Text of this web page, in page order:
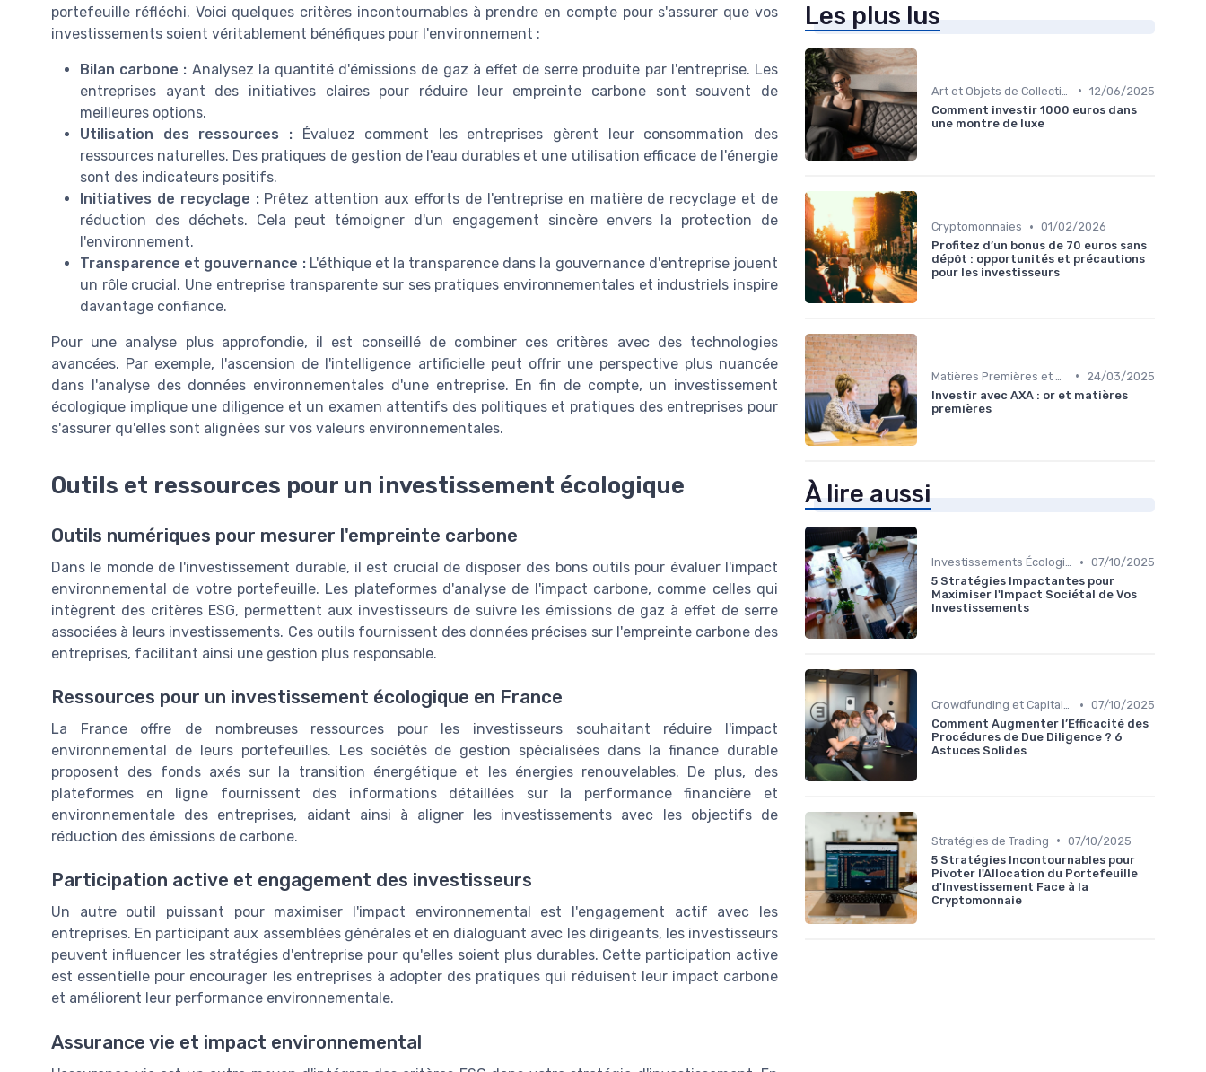
portefeuille réfléchi. Voici quelques critères incontournables à prendre en compte pour s'assurer que vos
investissements soient véritablement bénéfiques pour l'environnement :
Bilan carbone : Analysez la quantité d'émissions de gaz à effet de serre produite par l'entreprise. Les
entreprises ayant des initiatives claires pour réduire leur empreinte carbone sont souvent de
meilleures options.
Utilisation des ressources :Évaluez comment les entreprises gèrent leur consommation des
ressources naturelles. Des pratiques de gestion de l'eau durables et une utilisation efficace de l'énergie
sont des indicateurs positifs.
Initiatives de recyclage :Prêtez attention aux efforts de l'entreprise en matière de recyclage et de
réduction des déchets. Cela peut témoigner d'un engagement sincère envers la protection de
l'environnement.
Transparence et gouvernance :L'éthique et la transparence dans la gouvernance d'entreprise jouent
un rôle crucial. Une entreprise transparente sur ses pratiques environnementales et industriels inspire
davantage confiance.
Pour une analyse plus approfondie, il est conseillé de combiner ces critères avec des technologies
avancées. Par exemple, l'ascension de l'intelligence artificielle peut offrir une perspective plus nuancée
dans l'analyse des données environnementales d'une entreprise. En fin de compte, un investissement
écologique implique une diligence et un examen attentifs des politiques et pratiques des entreprises pour
s'assurer qu'elles sont alignées sur vos valeurs environnementales.
Outils et ressources pour un investissement écologique
Outils numériques pour mesurer l'empreinte carbone
Dans le monde de l'investissement durable, il est crucial de disposer des bons outils pour évaluer l'impact
environnemental de votre portefeuille. Les plateformes d'analyse de l'impact carbone, comme celles qui
intègrent des critères ESG, permettent aux investisseurs de suivre les émissions de gaz à effet de serre
associées à leurs investissements. Ces outils fournissent des données précises sur l'empreinte carbone des
entreprises, facilitant ainsi une gestion plus responsable.
Ressources pour un investissement écologique en France
La France offre de nombreuses ressources pour les investisseurs souhaitant réduire l'impact
environnemental de leurs portefeuilles. Les sociétés de gestion spécialisées dans la finance durable
proposent des fonds axés sur la transition énergétique et les énergies renouvelables. De plus, des
plateformes en ligne fournissent des informations détaillées sur la performance financière et
environnementale des entreprises, aidant ainsi à aligner les investissements avec les objectifs de
réduction des émissions de carbone.
Participation active et engagement des investisseurs
Un autre outil puissant pour maximiser l'impact environnemental est l'engagement actif avec les
entreprises. En participant aux assemblées générales et en dialoguant avec les dirigeants, les investisseurs
peuvent influencer les stratégies d'entreprise pour qu'elles soient plus durables. Cette participation active
est essentielle pour encourager les entreprises à adopter des pratiques qui réduisent leur impact carbone
et améliorent leur performance environnementale.
Assurance vie et impact environnemental
Les plus lus
• 12/06/2025
Comment investir 1000 euros dans
une montre de luxe
Cryptomonnaies • 01/02/2026
Profitez d’un bonus de 70 euros sans
dépôt : opportunités et précautions
pour les investisseurs
•
24/03/2025
Investir avec AXA : or et matières
premières
À lire aussi
Investissements Écologiques et Durables • 07/10/2025
5 Stratégies Impactantes pour
Maximiser l'Impact Sociétal de Vos
Investissements
Crowdfunding et Capital Risque • 07/10/2025
Comment Augmenter l’Efficacité des
Procédures de Due Diligence ? 6
Astuces Solides
Stratégies de Trading • 07/10/2025
5 Stratégies Incontournables pour
Pivoter l'Allocation du Portefeuille
d'Investissement Face à la
Cryptomonnaie